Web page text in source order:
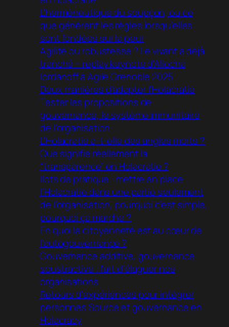
L’herméneutique du soupçon, ou ce
que génèrent les règles lorsqu’elles
sont fondées sur la peur
Agilité ou robustesse ? Le vivant a déjà
tranché – replay keynote d’Aliocha
Iordanoff à Agile Grenoble 2025
Deux manières d’adapter l’Holacratie
Tester les propositions de
gouvernance, le système immunitaire
de l’organisation
L’Holacratie a-t-elle des angles morts ?
Que signifie réellement la
“transparence” en Holacratie ?
Ilots de pratique : mettre en place
l’Holacratie dans une partie seulement
de l’organisation, pourquoi c’est simple,
pourquoi ça marche ?
En quoi la citoyenneté est au cœur de
l’autogouvernance ?
Gouvernance additive, gouvernance
soustractive : l’art d’élaguer nos
organisations
Retours d’expériences pour intégrer
personnes Source et gouvernance en
Holacracy